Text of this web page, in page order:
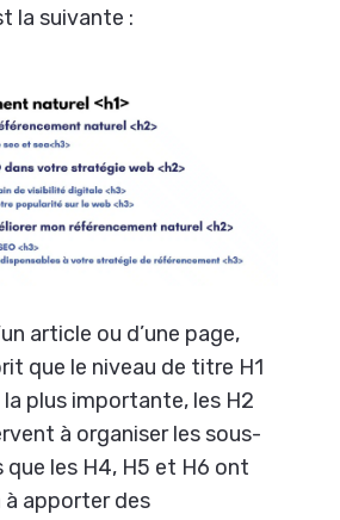
la suivante :
article ou d’une page,
que le niveau de titre H1
plus importante, les H2
à organiser les sous-
les H4, H5 et H6 ont
apporter des